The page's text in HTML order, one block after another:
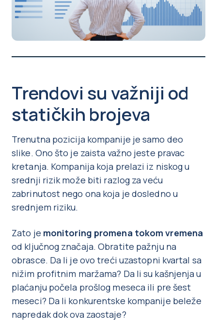
Trendovi su važniji od
statičkih brojeva
Trenutna pozicija kompanije je samo deo
slike. Ono što je zaista važno jeste pravac
kretanja. Kompanija koja prelazi iz niskog u
srednji rizik može biti razlog za veću
zabrinutost nego ona koja je dosledno u
srednjem riziku.
Zato je monitoring promena tokom vremena
od ključnog značaja. Obratite pažnju na
obrasce. Da li je ovo treći uzastopni kvartal sa
nižim profitnim maržama? Da li su kašnjenja u
plaćanju počela prošlog meseca ili pre šest
meseci? Da li konkurentske kompanije beleže
napredak dok ova zaostaje?